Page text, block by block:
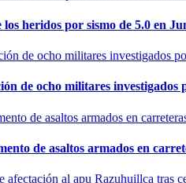
heridos por sismo de 5.0 en
de ocho militares investigados
de asaltos armados en